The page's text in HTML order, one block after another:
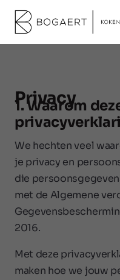
Privacy
1. Waarom
We hechten veel
je privacy en
die
met de Algemene
2016.
Met deze
maken hoe we jouw